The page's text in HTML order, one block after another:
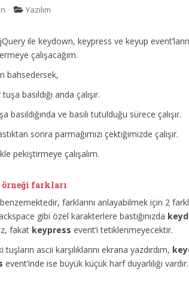
Yazılım
ile keydown, keypress ve keyup
çalışacağım.
bahsedersek,
basıldığı anda çalışır.
basıldığında ve basılı tutulduğu sürece çalışır.
sonra parmağımızı çektiğimizde çalışır.
pekiştirmeye çalışalım.
örneği farkları
farklarını anlayabilmek için 2
gibi özel karakterlere bastığınızda
fakat keypress event’i tetiklenmeyecektir.
ascii karşılıklarını ekrana yazdırdım,
event’inde ise büyük küçük harf duyarlılığı vardır.